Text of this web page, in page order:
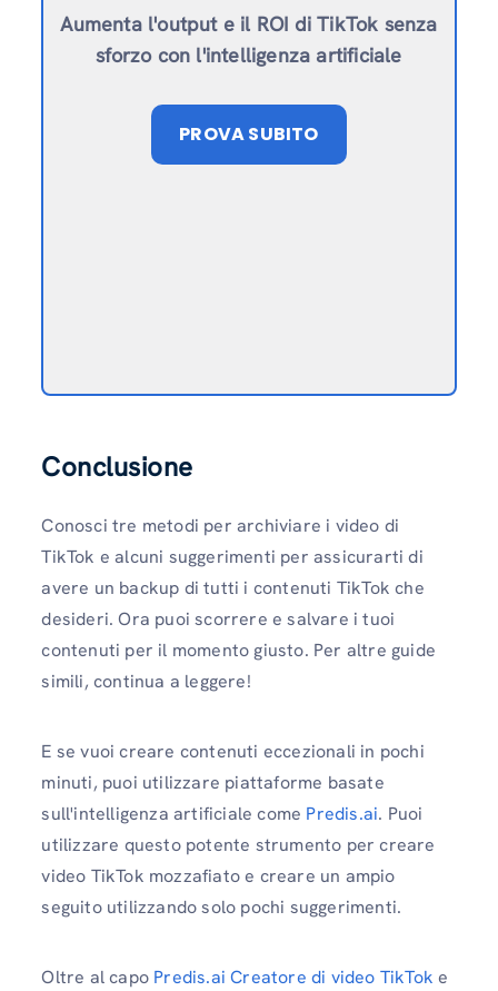
Aumenta l'output e il ROI di TikTok senza
sforzo con l'intelligenza artificiale
PROVA SUBITO
Conclusione
Conosci tre metodi per archiviare i video di
TikTok e alcuni suggerimenti per assicurarti di
avere un backup di tutti i contenuti TikTok che
desideri. Ora puoi scorrere e salvare i tuoi
contenuti per il momento giusto. Per altre guide
simili, continua a leggere!
E se vuoi creare contenuti eccezionali in pochi
minuti, puoi utilizzare piattaforme basate
sull'intelligenza artificiale come Predis.ai. Puoi
utilizzare questo potente strumento per creare
video TikTok mozzafiato e creare un ampio
seguito utilizzando solo pochi suggerimenti.
Oltre al capo Predis.ai Creatore di video TikTok e